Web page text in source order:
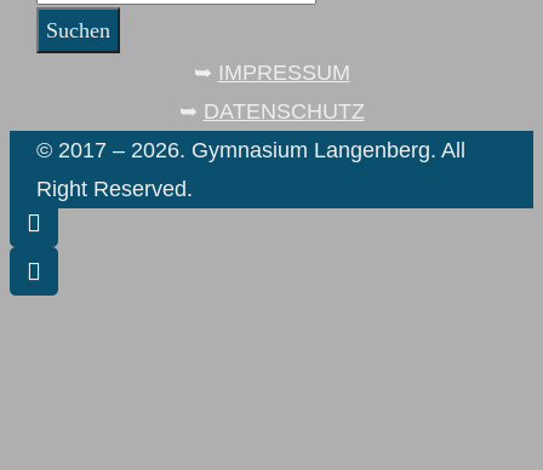
nach:
➥ IMPRESSUM
➥ DATENSCHUTZ
© 2017 – 2026. Gymnasium Langenberg. All
Right Reserved.